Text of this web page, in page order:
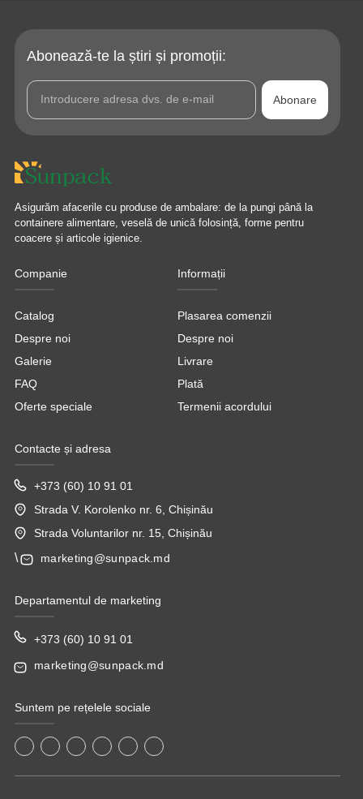
Abonează-te la știri și promoții:
Abonare
Asigurăm afacerile cu produse de ambalare: de la pungi până la
containere alimentare, veselă de unică folosință, forme pentru
coacere și articole igienice.
Companie
Catalog
Despre noi
Galerie
FAQ
Oferte speciale
Informații
Plasarea comenzii
Despre noi
Livrare
Plată
Termenii acordului
Contacte și adresa
+373 (60) 10 91 01
Strada V. Korolenko nr. 6, Chișinău
Strada Voluntarilor nr. 15, Chișinău
\ marketing@sunpack.md
Departamentul de marketing
+373 (60) 10 91 01
marketing@sunpack.md
Suntem pe rețelele sociale